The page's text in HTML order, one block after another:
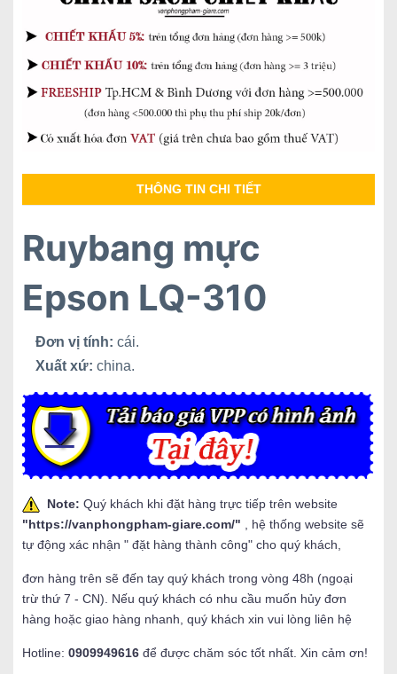
THÔNG TIN CHI TIẾT
Ruybang mực
Epson LQ-310
Đơn vị tính: cái.
Xuất xứ: china.
Note: Quý khách khi đặt hàng trực tiếp trên website
"https://vanphongpham-giare.com/"
, hệ thống website sẽ
tự động xác nhận " đặt hàng thành công" cho quý khách,
đơn hàng trên sẽ đến tay quý khách trong vòng 48h (ngoại
trừ thứ 7 - CN). Nếu quý khách có nhu cầu muốn hủy đơn
hàng hoặc giao hàng nhanh, quý khách xin vui lòng liên hệ
Hotline: 0909949616 để được chăm sóc tốt nhất. Xin cảm ơn!